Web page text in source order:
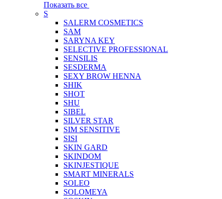
Показать все
S
SALERM COSMETICS
SAM
SARYNA KEY
SELECTIVE PROFESSIONAL
SENSILIS
SESDERMA
SEXY BROW HENNA
SHIK
SHOT
SHU
SIBEL
SILVER STAR
SIM SENSITIVE
SISI
SKIN GARD
SKINDOM
SKINJESTIQUE
SMART MINERALS
SOLEO
SOLOMEYA